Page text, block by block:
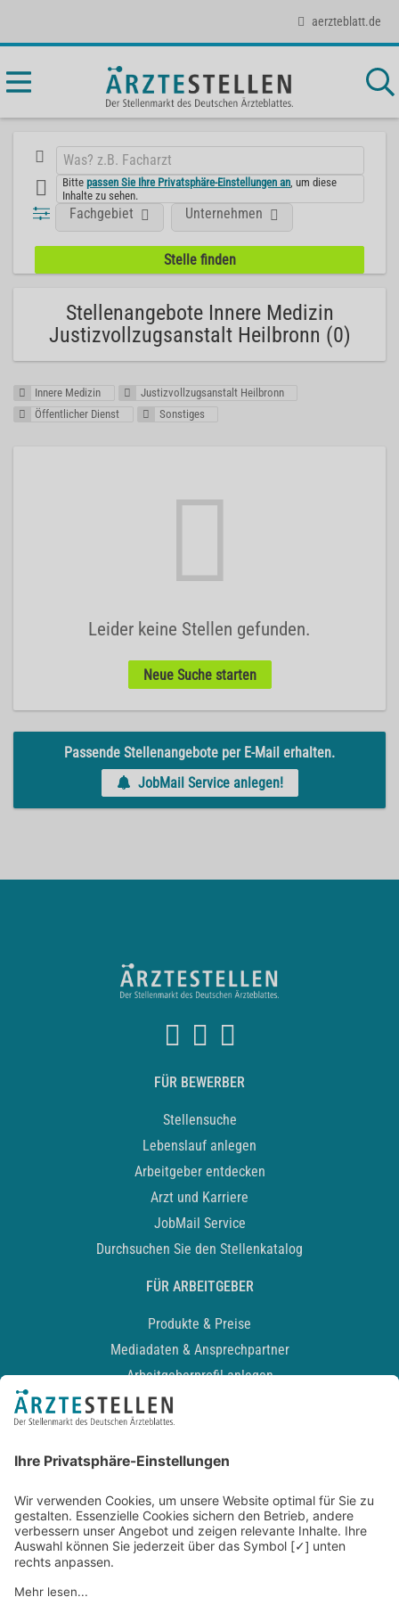
aerzteblatt.de
Bittepassen Sie Ihre Privatsphäre-Einstellungen an , um diese
Inhalte zu sehen.
Fachgebiet Unternehmen
Stellenangebote Innere Medizin
Justizvollzugsanstalt Heilbronn (0)
Innere Medizin
Justizvollzugsanstalt Heilbronn
Öffentlicher Dienst
Sonstiges
Leider keine Stellen gefunden.
Neue Suche starten
Passende Stellenangebote per E-Mail erhalten.
JobMail Service anlegen!
FÜR BEWERBER
Stellensuche
Lebenslauf anlegen
Arbeitgeber entdecken
Arzt und Karriere
JobMail Service
Durchsuchen Sie den Stellenkatalog
FÜR ARBEITGEBER
Produkte & Preise
Mediadaten & Ansprechpartner
Arbeitgeberprofil anlegen
Recruiting-Podcast
Kontakt
Datenschutz
Newsletter